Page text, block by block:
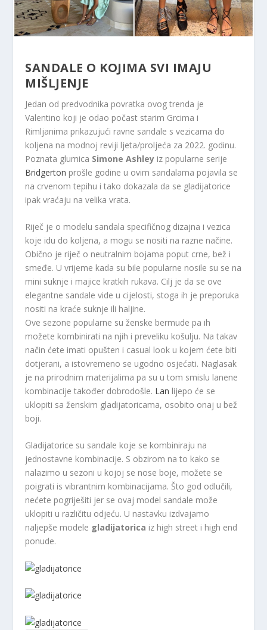
SANDALE O KOJIMA SVI IMAJU
MIŠLJENJE
Jedan od predvodnika povratka ovog trenda je
Valentino koji je odao počast starim Grcima i
Rimljanima prikazujući ravne sandale s vezicama do
koljena na modnoj reviji ljeta/proljeća za 2022. godinu.
Poznata glumica Simone Ashley iz popularne serije
Bridgerton prošle godine u ovim sandalama pojavila se
na crvenom tepihu i tako dokazala da se gladijatorice
ipak vraćaju na velika vrata.
Riječ je o modelu sandala specifičnog dizajna i vezica
koje idu do koljena, a mogu se nositi na razne načine.
Obično je riječ o neutralnim bojama poput crne, bež i
smeđe. U vrijeme kada su bile popularne nosile su se na
mini suknje i majice kratkih rukava. Cilj je da se ove
elegantne sandale vide u cijelosti, stoga ih je preporuka
nositi na kraće suknje ili haljine.
Ove sezone popularne su ženske bermude pa ih
možete kombinirati na njih i preveliku košulju. Na takav
način ćete imati opušten i casual look u kojem ćete biti
dotjerani, a istovremeno se ugodno osjećati. Naglasak
je na prirodnim materijalima pa su u tom smislu lanene
kombinacije također dobrodošle. Lan lijepo će se
uklopiti sa ženskim gladijatoricama, osobito onaj u bež
boji.
Gladijatorice su sandale koje se kombiniraju na
jednostavne kombinacije. S obzirom na to kako se
nalazimo u sezoni u kojoj se nose boje, možete se
poigrati is vibrantnim kombinacijama. Što god odlučili,
nećete pogriješiti jer se ovaj model sandale može
uklopiti u različitu odjeću. U nastavku izdvajamo
naljepše modele gladijatorica iz high street i high end
ponude.